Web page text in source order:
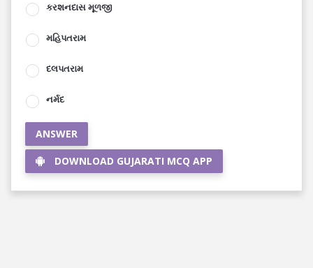
કરશનદાસ મૂળજી
મહિપતરામ
દલપતરામ
નર્મદ
ANSWER
DOWNLOAD GUJARATI MCQ APP